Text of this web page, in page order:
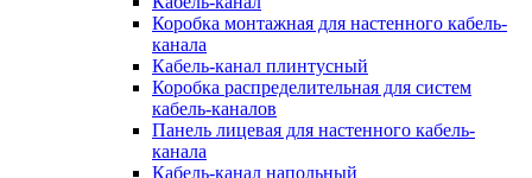
Коробка монтажная для настенного кабель-
канала
Кабель-канал плинтусный
Коробка распределительная для систем
кабель-каналов
Панель лицевая для настенного кабель-
канала
Кабель-канал напольный